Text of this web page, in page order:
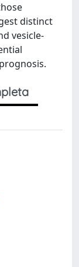
distinct
vesicle-